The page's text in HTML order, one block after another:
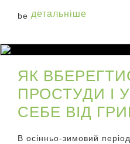
детальніше
ЯК
ПРОСТУДИ І
СЕБЕ ВІД
В осінньо-зимовий